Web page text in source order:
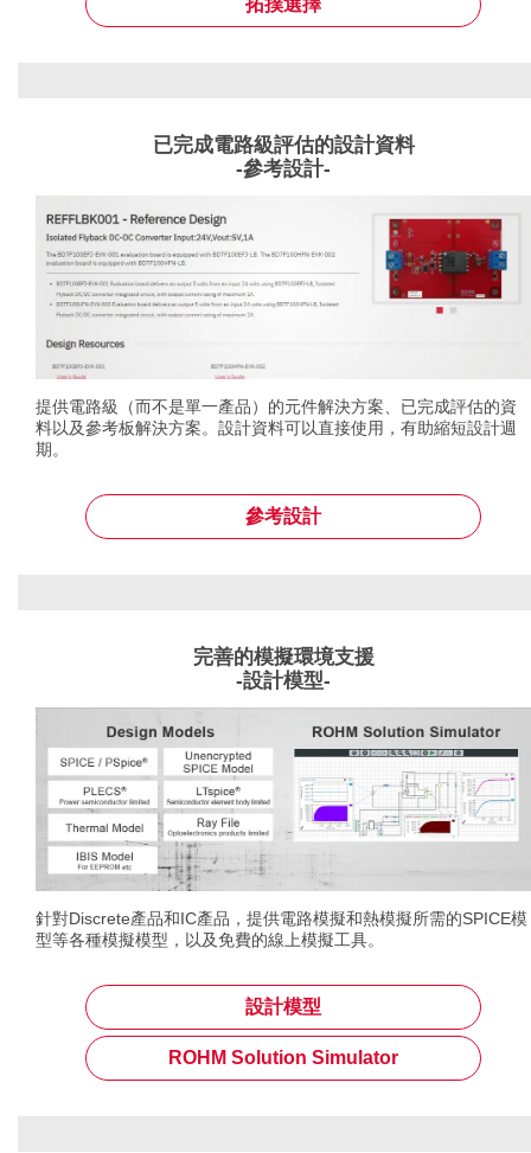
拓撲選擇
已完成電路級評估的設計資料
-參考設計-
提供電路級（而不是單一產品）的元件解決方案、已完成評估的資
料以及參考板解決方案。設計資料可以直接使用，有助縮短設計週
期。
參考設計
完善的模擬環境支援
-設計模型-
針對Discrete產品和IC產品，提供電路模擬和熱模擬所需的SPICE模
型等各種模擬模型，以及免費的線上模擬工具。
設計模型
ROHM Solution Simulator